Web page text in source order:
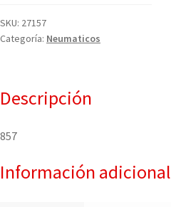
SKU: 27157
Categoría: Neumaticos
Descripción
857
Información adicional